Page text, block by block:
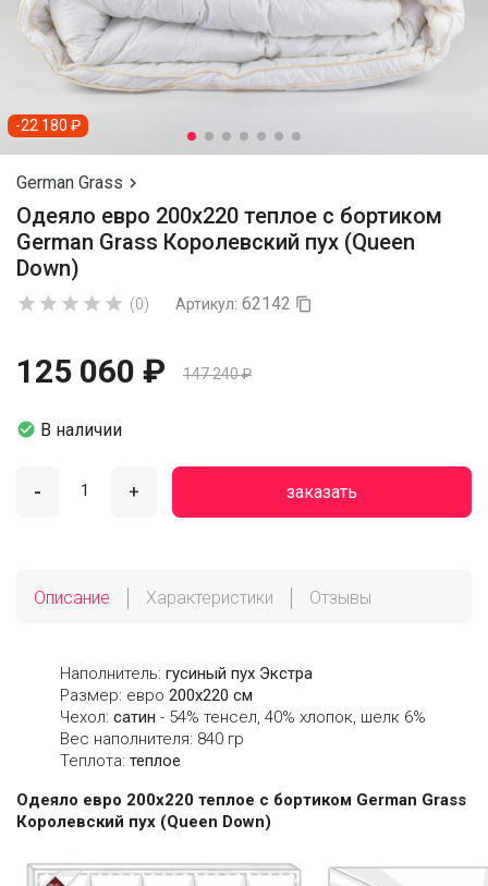
-22 180 ₽
German Grass 
Одеяло евро 200х220 теплое с бортиком
German Grass Королевский пух (Queen
Down)
     (0) Артикул: 62142 
125 060 ₽ 147 240 ₽
 В наличии
- + заказать
Описание Характеристики Отзывы
Наполнитель: гусиный пух Экстра
Размер: евро 200х220 см
Чехол: сатин - 54% тенсел, 40% хлопок, шелк 6%
Вес наполнителя: 840 гр
Теплота: теплое
Одеяло евро 200х220 теплое с бортиком German Grass
Королевский пух (Queen Down)